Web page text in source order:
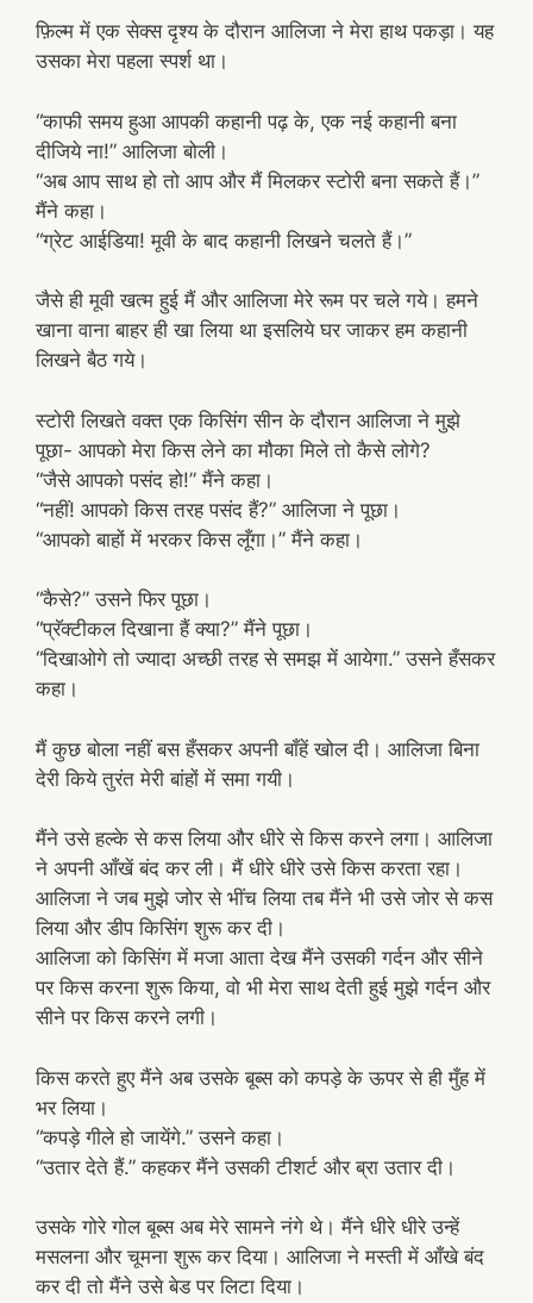
फ़िल्म में एक सेक्स दृश्य के दौरान आलिजा ने मेरा हाथ पकड़ा। यह
उसका मेरा पहला स्पर्श था।
“काफी समय हुआ आपकी कहानी पढ़ के, एक नई कहानी बना
दीजिये ना!” आलिजा बोली।
“अब आप साथ हो तो आप और मैं मिलकर स्टोरी बना सकते हैं।”
मैंने कहा।
“ग्रेट आईडिया! मूवी के बाद कहानी लिखने चलते हैं।”
जैसे ही मूवी खत्म हुई मैं और आलिजा मेरे रूम पर चले गये। हमने
खाना वाना बाहर ही खा लिया था इसलिये घर जाकर हम कहानी
लिखने बैठ गये।
स्टोरी लिखते वक्त एक किसिंग सीन के दौरान आलिजा ने मुझे
पूछा- आपको मेरा किस लेने का मौका मिले तो कैसे लोगे?
“जैसे आपको पसंद हो!” मैंने कहा।
“नहीं! आपको किस तरह पसंद हैं?” आलिजा ने पूछा।
“आपको बाहों में भरकर किस लूँगा।” मैंने कहा।
“कैसे?” उसने फिर पूछा।
“प्रॅक्टीकल दिखाना हैं क्या?” मैंने पूछा।
“दिखाओगे तो ज्यादा अच्छी तरह से समझ में आयेगा.” उसने हँसकर
कहा।
मैं कुछ बोला नहीं बस हँसकर अपनी बाँहें खोल दी। आलिजा बिना
देरी किये तुरंत मेरी बांहों में समा गयी।
मैंने उसे हल्के से कस लिया और धीरे से किस करने लगा। आलिजा
ने अपनी आँखें बंद कर ली। मैं धीरे धीरे उसे किस करता रहा।
आलिजा ने जब मुझे जोर से भींच लिया तब मैंने भी उसे जोर से कस
लिया और डीप किसिंग शुरू कर दी।
आलिजा को किसिंग में मजा आता देख मैंने उसकी गर्दन और सीने
पर किस करना शुरू किया, वो भी मेरा साथ देती हुई मुझे गर्दन और
सीने पर किस करने लगी।
किस करते हुए मैंने अब उसके बूब्स को कपड़े के ऊपर से ही मुँह में
भर लिया।
“कपड़े गीले हो जायेंगे.” उसने कहा।
“उतार देते हैं.” कहकर मैंने उसकी टीशर्ट और ब्रा उतार दी।
उसके गोरे गोल बूब्स अब मेरे सामने नंगे थे। मैंने धीरे धीरे उन्हें
मसलना और चूमना शुरू कर दिया। आलिजा ने मस्ती में आँखे बंद
कर दी तो मैंने उसे बेड पर लिटा दिया।